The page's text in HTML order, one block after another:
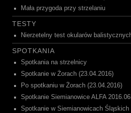
Mała przygoda przy strzelaniu
TESTY
Nierzetelny test okularów
SPOTKANIA
Spotkania na strzelnicy
Spotkanie w Żorach (23.04.2016)
Po spotkaniu w Żorach (23.04.2016)
Spotkanie Siemianowice ALFA
Spotkanie w Siemianowicach Śląskich